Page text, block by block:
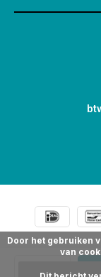
©
Door het gebruiken
van